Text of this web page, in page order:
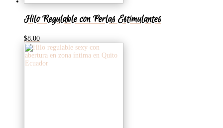
Hilo Regulable con Perlas Estimulantes
$8.00